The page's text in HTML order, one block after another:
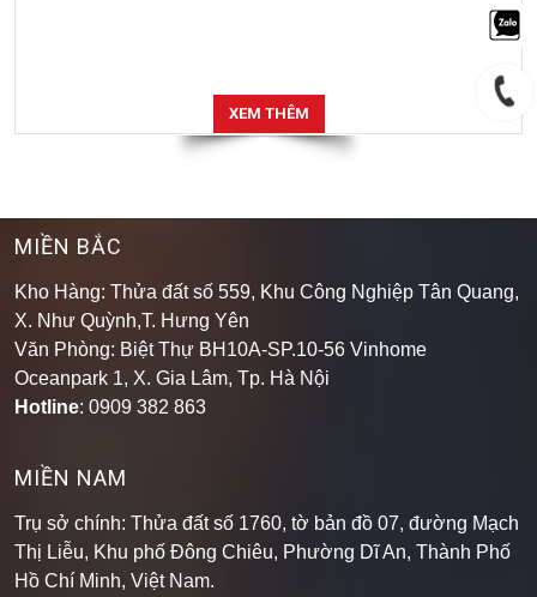
XEM THÊM
MIỀN BẮC
Kho Hàng: Thửa đất số 559, Khu Công Nghiệp Tân Quang,
X. Như Quỳnh,T. Hưng Yên
Văn Phòng: Biệt Thự BH10A-SP.10-56 Vinhome
Oceanpark 1, X. Gia Lâm, Tp. Hà Nội
Hotline: 0909 382 863
MIỀN NAM
Trụ sở chính: Thửa đất số 1760, tờ bản đồ 07, đường Mạch
Thị Liễu, Khu phố Đông Chiêu, Phường Dĩ An, Thành Phố
Hồ Chí Minh, Việt Nam.